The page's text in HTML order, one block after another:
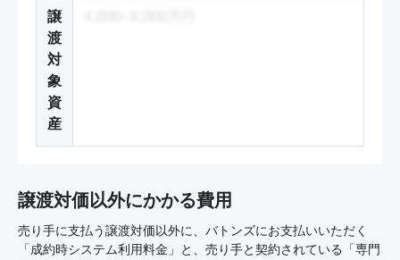
譲
渡
対
象
資
産
譲渡対価以外にかかる費用
売り手に支払う譲渡対価以外に、バトンズにお支払いいただく
「成約時システム利用料金」と、売り手と契約されている「専門